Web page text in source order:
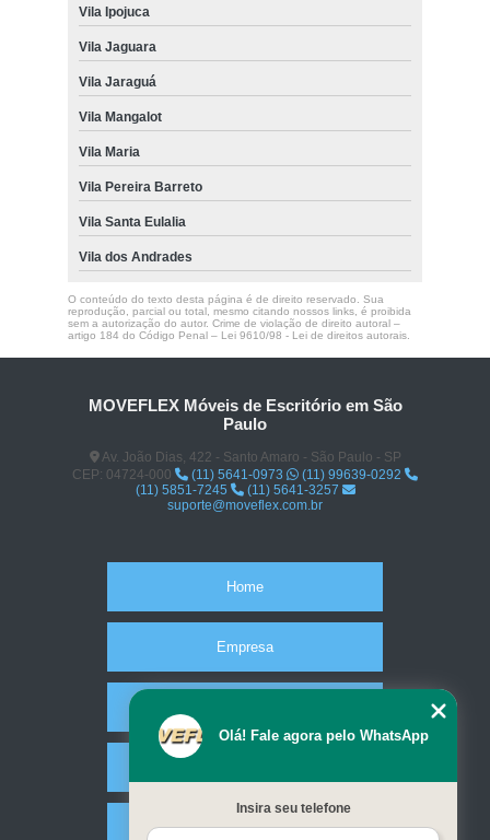
Vila Ipojuca
Vila Jaguara
Vila Jaraguá
Vila Mangalot
Vila Maria
Vila Pereira Barreto
Vila Santa Eulalia
Vila dos Andrades
O conteúdo do texto desta página é de direito reservado. Sua
reprodução, parcial ou total, mesmo citando nossos links, é proibida
sem a autorização do autor. Crime de violação de direito autoral –
artigo 184 do Código Penal – Lei 9610/98 - Lei de direitos autorais.
MOVEFLEX Móveis de Escritório em São
Paulo
Av. João Dias, 422 - Santo Amaro - São Paulo - SP
CEP: 04724-000
(11) 5641-0973
(11) 99639-0292
(11) 5851-7245
(11) 5641-3257
suporte@moveflex.com.br
Home
Empresa
Contato
Olá! Fale agora pelo WhatsApp
Insira seu telefone